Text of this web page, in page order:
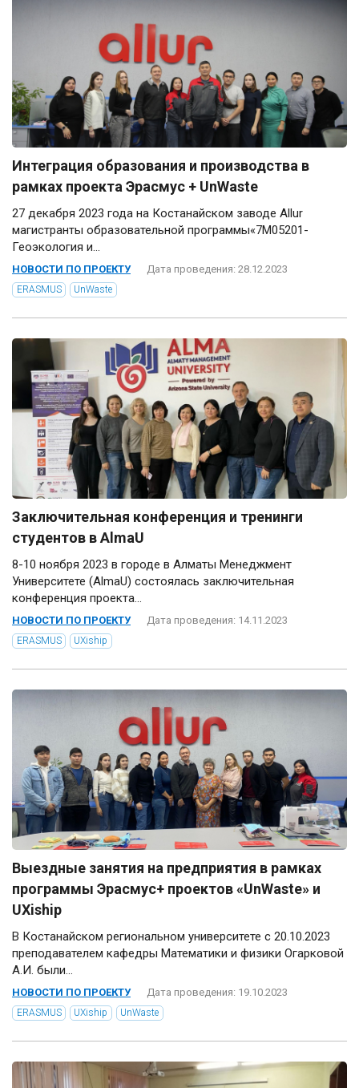
Интеграция образования и производства в
рамках проекта Эрасмус + UnWaste
27 декабря 2023 года на Костанайском заводе Allur
магистранты образовательной программы«7М05201-
Геоэкология и...
НОВОСТИ ПО ПРОЕКТУ Дата проведения: 28.12.2023
ERASMUS UnWaste
Заключительная конференция и тренинги
студентов в AlmaU
8-10 ноября 2023 в городе в Алматы Менеджмент
Университете (AlmaU) состоялась заключительная
конференция проекта...
НОВОСТИ ПО ПРОЕКТУ Дата проведения: 14.11.2023
ERASMUS UXiship
Выездные занятия на предприятия в рамках
программы Эрасмус+ проектов «UnWaste» и
UXiship
В Костанайском региональном университете с 20.10.2023
преподавателем кафедры Математики и физики Огарковой
А.И. были...
НОВОСТИ ПО ПРОЕКТУ Дата проведения: 19.10.2023
ERASMUS UXiship UnWaste